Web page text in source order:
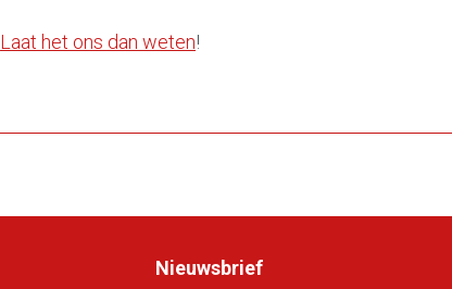
Laat het ons dan weten!
Nieuwsbrief